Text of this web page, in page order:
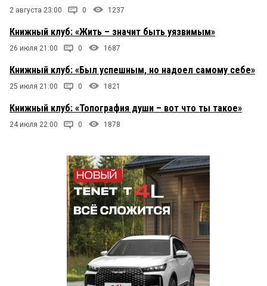
2 августа 23:00 0 1237
Книжный клуб: «Жить – значит быть уязвимым»
26 июля 21:00 0 1687
Книжный клуб: «Был успешным, но надоел самому себе»
25 июля 21:00 0 1821
Книжный клуб: «Топография души – вот что ты такое»
24 июля 22:00 0 1878